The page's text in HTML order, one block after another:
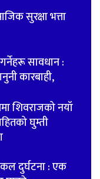
सुरक्षा भत्ता
सावधान :
कारबाही,
शिवराजको नयाँ
घुम्ती
दुर्घटना : एक